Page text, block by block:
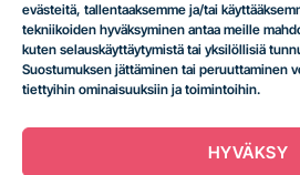
evästeitä, tallentaaksemme ja/tai
tekniikoiden hyväksyminen antaa meille
kuten selauskäyttäytymistä tai yksilöllisiä
Suostumuksen jättäminen tai peruuttaminen
tiettyihin ominaisuuksiin ja toimintoihin.
HYVÄKSY
uusi